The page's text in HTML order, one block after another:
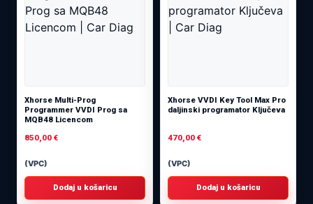
Xhorse Multi-Prog
Programmer VVDI Prog sa
MQB48 Licencom
850,00 €
(VPC)
Dodaj u košaricu
Xhorse VVDI Key Tool Max Pro
daljinski programator Ključeva
470,00 €
(VPC)
Dodaj u košaricu